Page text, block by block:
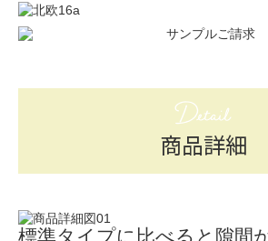
Detail
商品詳細
標準タイプに比べると隙間